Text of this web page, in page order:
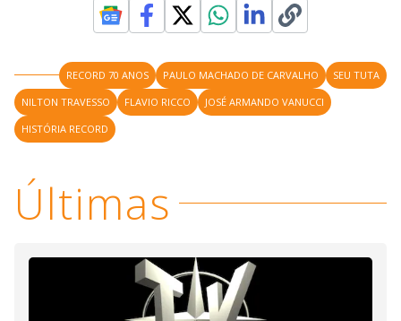
RECORD 70 ANOS PAULO MACHADO DE CARVALHO
SEU TUTA
NILTON TRAVESSO
FLAVIO RICCO
JOSÉ ARMANDO VANUCCI
HISTÓRIA RECORD
Últimas